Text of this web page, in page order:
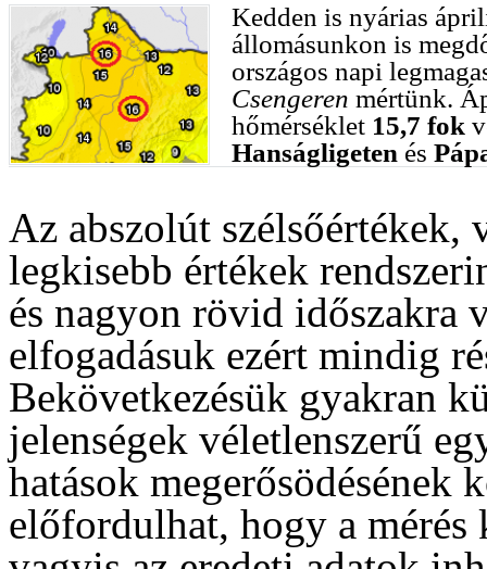
Kedden is nyárias
állomásunkon is
országos napi
Csengeren mértünk.
hőmérséklet 15,7 fok
Hanságligeten és
Az abszolút szélsőértékek,
legkisebb értékek
és nagyon rövid időszakra
elfogadásuk ezért mindig
Bekövetkezésük gyakran
jelenségek véletlenszerű
hatások megerősödésének
előfordulhat, hogy a